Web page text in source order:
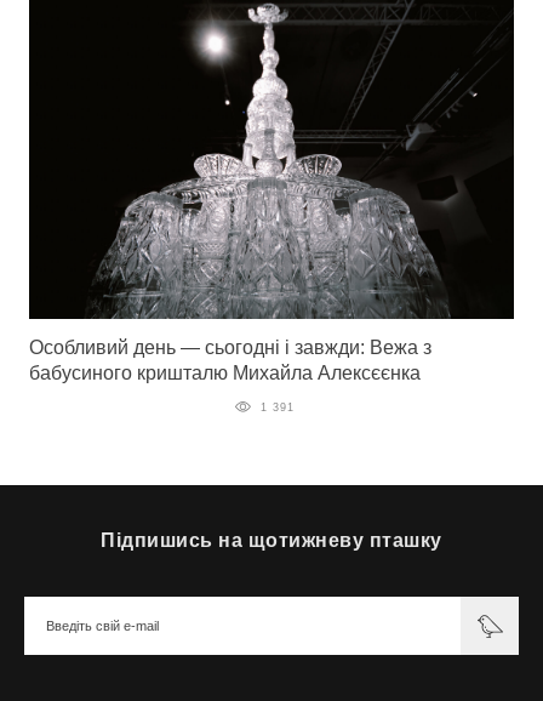
Особливий день — сьогодні і завжди: Вежа з
бабусиного кришталю Михайла Алексєєнка
1 391
Підпишись на щотижневу пташку